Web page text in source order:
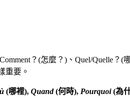
？(怎麼？)、Quel/Quelle？(
重要。
(哪裡), Quand(何時), Pourquoi(為